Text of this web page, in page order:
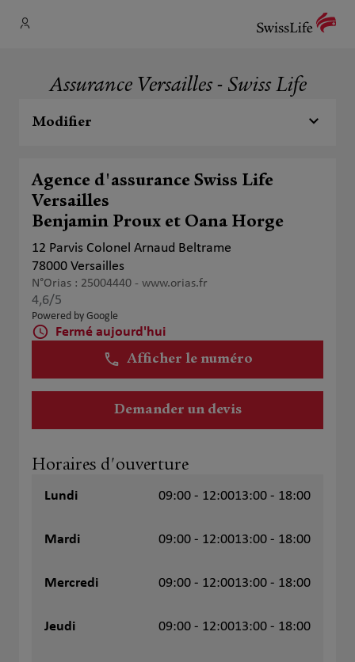
Assurance Versailles - Swiss Life
Modifier
Agence d'assurance Swiss Life
Versailles
Benjamin Proux et Oana Horge
12 Parvis Colonel Arnaud Beltrame
78000 Versailles
N°Orias : 25004440 - www.orias.fr
4,6/5
Powered by Google
Fermé aujourd'hui
Afficher le numéro
Demander un devis
Horaires d'ouverture
Lundi 09:00 - 12:0013:00 - 18:00
Mardi 09:00 - 12:0013:00 - 18:00
Mercredi 09:00 - 12:0013:00 - 18:00
Jeudi 09:00 - 12:0013:00 - 18:00